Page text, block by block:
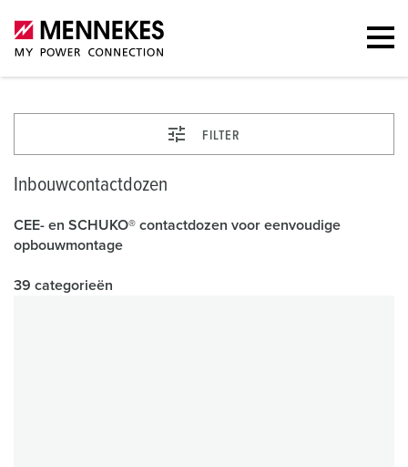
FILTER
Inbouwcontactdozen
CEE- en SCHUKO® contactdozen voor eenvoudige
opbouwmontage
39 categorieën